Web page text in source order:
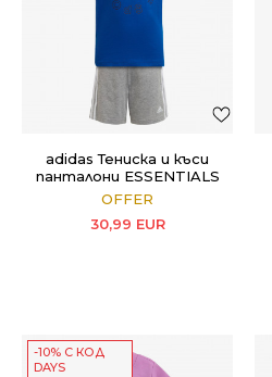
adidas Тениска и къси
панталони ESSENTIALS
LOGO
OFFER
30,99 EUR
-10% С КОД
DAYS